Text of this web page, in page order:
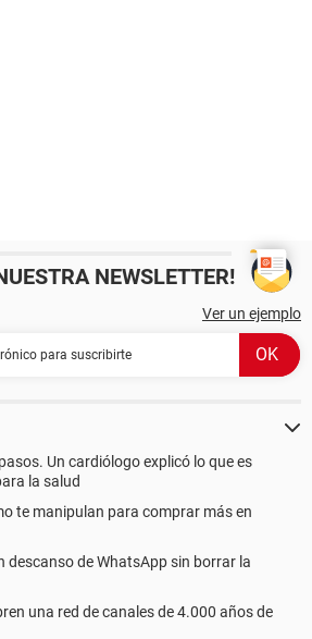
NEWSLETTER!
Ver un ejemplo
Un cardiólogo explicó lo que es
la salud
te manipulan para comprar más en
descanso de WhatsApp sin borrar la
una red de canales de 4.000 años de